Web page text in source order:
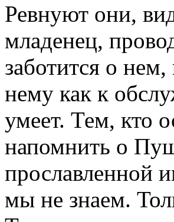
Ревнуют они,
младенец,
заботится о
нему как к
умеет. Тем, кто
напомнить о
прославленной
мы не знаем.